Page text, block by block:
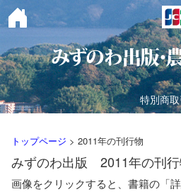
特別商
トップページ > 2011年の刊行物
みずのわ出版 2011年の刊
画像をクリックすると、書籍の「